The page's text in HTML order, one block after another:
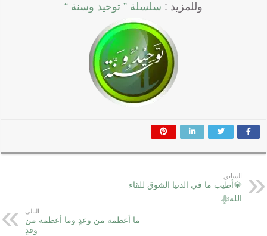
وللمزيد : سلسلة ” توحيد وسنة “
السابق
💎أطيب ما في الدنيا الشوق للقاء
اللهﷻ
التالي
ما أعظمه من وعدٍ وما أعظمه من
وفدٍ